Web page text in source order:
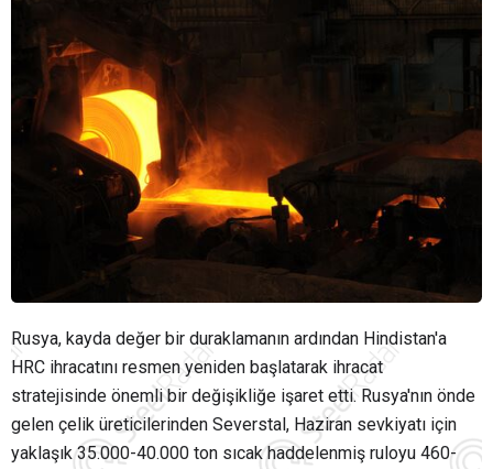
Rusya, kayda değer bir duraklamanın ardından Hindistan'a
HRC ihracatını resmen yeniden başlatarak ihracat
stratejisinde önemli bir değişikliğe işaret etti. Rusya'nın önde
gelen çelik üreticilerinden Severstal, Haziran sevkiyatı için
yaklaşık 35.000-40.000 ton sıcak haddelenmiş ruloyu 460-